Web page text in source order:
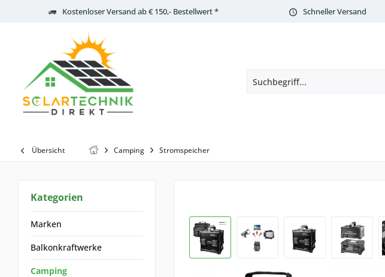
Kostenloser Versand ab € 150,- Bestellwert * Schneller Versand
Übersicht Camping Stromspeicher
Kategorien
Marken
Balkonkraftwerke
Camping